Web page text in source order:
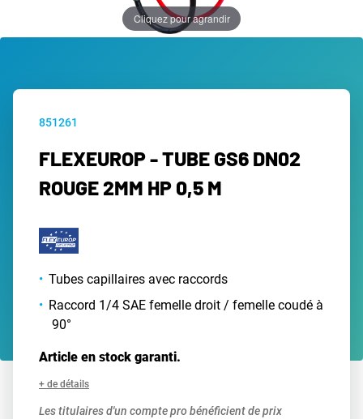
Cliquez pour agrandir
851261
FLEXEUROP - TUBE GS6 DN02
ROUGE 2MM HP 0,5 M
Tubes capillaires avec raccords
Raccord 1/4 SAE femelle droit / femelle coudé à
90°
Article en stock garanti.
+ de détails
Les titulaires d'un compte pro bénéficient de prix